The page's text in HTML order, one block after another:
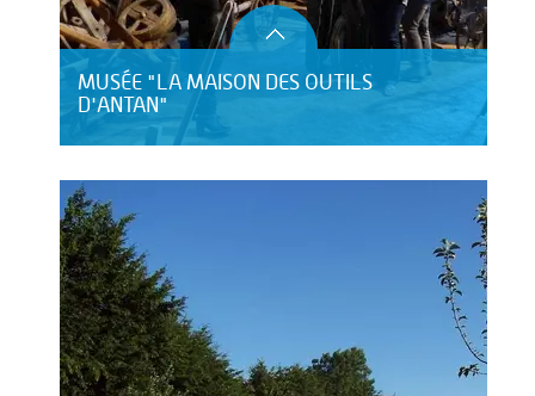
MUSÉE "LA MAISON DES OUTILS
D'ANTAN"